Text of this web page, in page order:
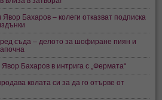
Бахаров – колеги отказват подписка
съда – делото за шофиране пиян и
Бахаров в интрига с „Фермата“
колата си за да го отърве от